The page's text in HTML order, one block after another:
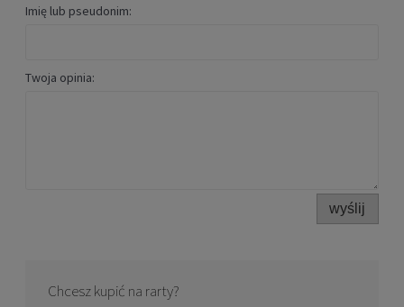
Imię lub pseudonim:
Twoja opinia:
wyślij
Chcesz kupić na rarty?